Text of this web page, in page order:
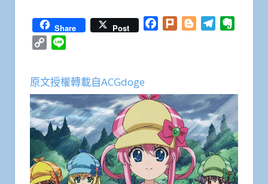
Share Post Facebook
Plurk BloggerTelegram
Copy
原文授權轉載自ACGdoge